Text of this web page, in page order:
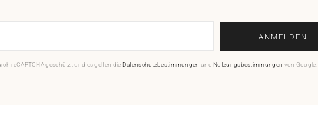
ANMELDEN
reCAPTCHA geschützt und es gelten die Datenschutzbestimmungen und Nutzungsbestimmungen von Google.